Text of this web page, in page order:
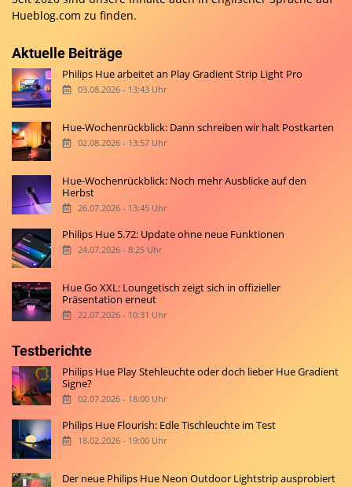
Hueblog.com zu finden.
Aktuelle Beiträge
Philips Hue arbeitet an Play Gradient Strip Light Pro
03.08.2026 - 13:43 Uhr
Hue-Wochenrückblick: Dann schreiben wir halt Postkarten
02.08.2026 - 13:57 Uhr
Hue-Wochenrückblick: Noch mehr Ausblicke auf den
Herbst
26.07.2026 - 13:45 Uhr
Philips Hue 5.72: Update ohne neue Funktionen
24.07.2026 - 8:25 Uhr
Hue Go XXL: Loungetisch zeigt sich in offizieller
Präsentation erneut
22.07.2026 - 10:31 Uhr
Testberichte
Philips Hue Play Stehleuchte oder doch lieber Hue Gradient
Signe?
02.07.2026 - 18:00 Uhr
Philips Hue Flourish: Edle Tischleuchte im Test
18.02.2026 - 19:00 Uhr
Der neue Philips Hue Neon Outdoor Lightstrip ausprobiert